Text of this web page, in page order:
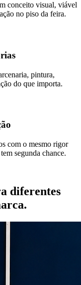
conceito visual, viável
no piso da feira.
pintura,
do que importa.
com o mesmo rigor
segunda chance.
diferentes